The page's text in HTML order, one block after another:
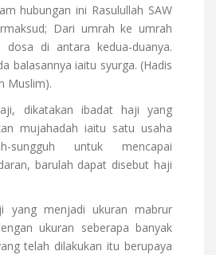
hubungan ini Rasulullah SAW
Dari umrah ke umrah
dosa di antara kedua-duanya.
balasannya iaitu syurga. (Hadis
Muslim).
dikatakan ibadat haji yang
mujahadah iaitu satu usaha
sungguh untuk mencapai
barulah dapat disebut haji
yang menjadi ukuran mabrur
ukuran seberapa banyak
telah dilakukan itu berupaya